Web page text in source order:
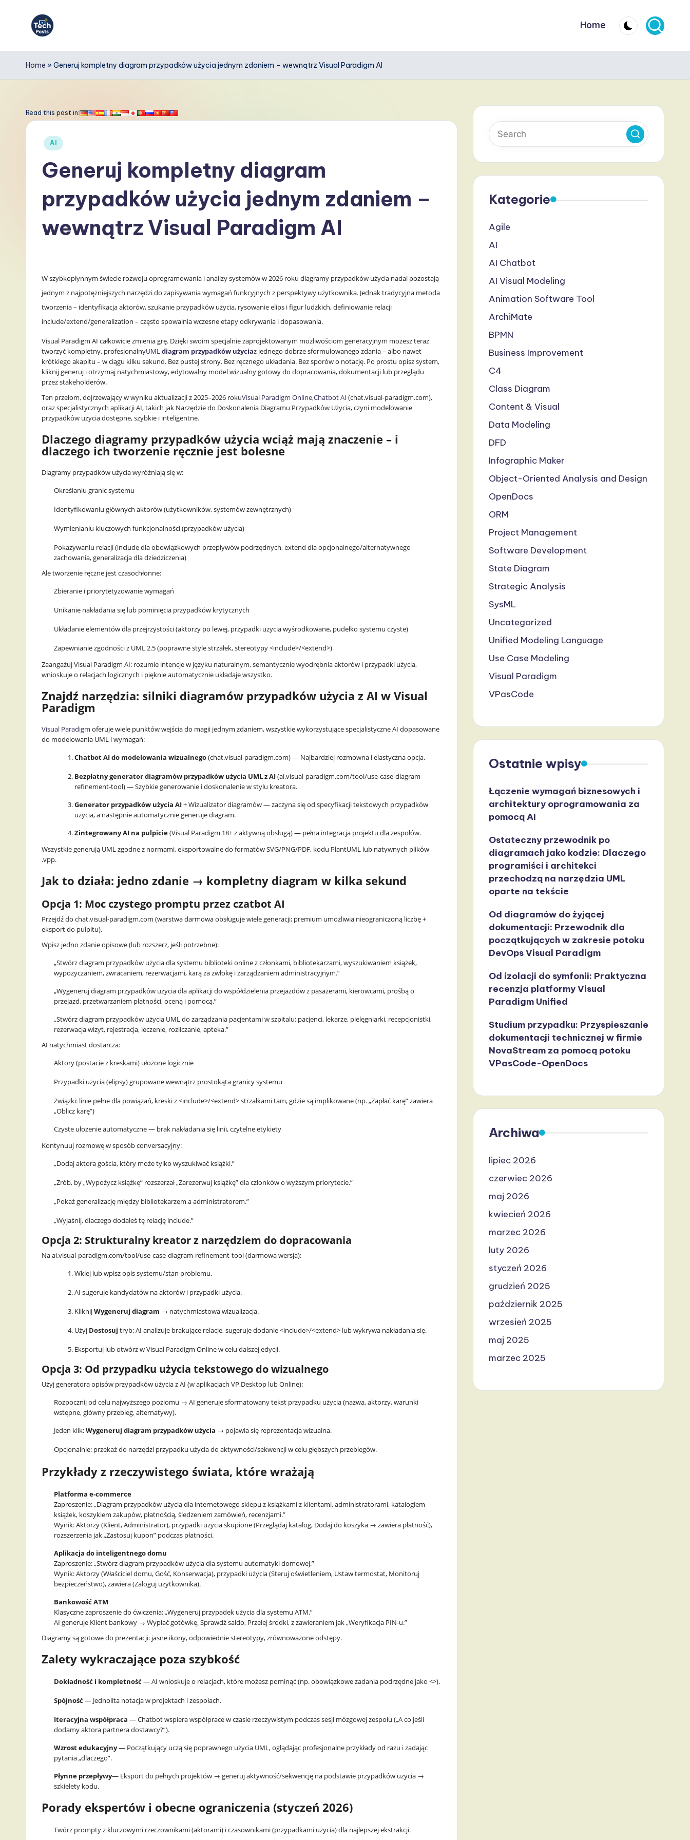
T
e
h
A
a
Home
Home » Generuj kompletny diagram przypadków użycia jednym zdaniem – wewnątrz Visual Paradigm AI
Read this post in:
Posted
AI
Generuj kompletny diagram
przypadków użycia jednym zdaniem –
wewnątrz Visual Paradigm AI
W szybkopłynnym świecie rozwoju oprogramowania i analizy systemów w 2026 roku diagramy przypadków użycia nadal pozostają
jednym z najpotężniejszych narzędzi do zapisywania wymagań funkcyjnych z perspektywy użytkownika. Jednak tradycyjna metoda
tworzenia – identyfikacja aktorów, szukanie przypadków użycia, rysowanie elips i figur ludzkich, definiowanie relacji
include/extend/generalization – często spowalnia wczesne etapy odkrywania i dopasowania.
Visual Paradigm AI całkowicie zmienia grę. Dzięki swoim specjalnie zaprojektowanym możliwościom generacyjnym możesz teraz
tworzyć kompletny, profesjonalnyUMLdiagram przypadków użyciaz jednego dobrze sformułowanego zdania – albo nawet
krótkiego akapitu – w ciągu kilku sekund. Bez pustej strony. Bez ręcznego układania. Bez sporów o notację. Po prostu opisz system,
kliknij generuj i otrzymaj natychmiastowy, edytowalny model wizualny gotowy do dopracowania, dokumentacji lub przeglądu
przez stakeholderów.
Ten przełom, dojrzewający w wyniku aktualizacji z 2025–2026 rokuVisual Paradigm Online,Chatbot AI (chat.visual-paradigm.com),
oraz specjalistycznych aplikacji AI, takich jak Narzędzie do Doskonalenia Diagramu Przypadków Użycia, czyni modelowanie
przypadków użycia dostępne, szybkie i inteligentne.
Dlaczego diagramy przypadków użycia wciąż mają znaczenie – i
dlaczego ich tworzenie ręcznie jest bolesne
Diagramy przypadków użycia wyróżniają się w:
Określaniu granic systemu
Identyfikowaniu głównych aktorów (użytkowników, systemów zewnętrznych)
Wymienianiu kluczowych funkcjonalności (przypadków użycia)
Pokazywaniu relacji (include dla obowiązkowych przepływów podrzędnych, extend dla opcjonalnego/alternatywnego
zachowania, generalizacja dla dziedziczenia)
Ale tworzenie ręczne jest czasochłonne:
Zbieranie i priorytetyzowanie wymagań
Unikanie nakładania się lub pominięcia przypadków krytycznych
Układanie elementów dla przejrzystości (aktorzy po lewej, przypadki użycia wyśrodkowane, pudełko systemu czyste)
Zapewnianie zgodności z UML 2.5 (poprawne style strzałek, stereotypy <include>/<extend>)
Zaangażuj Visual Paradigm AI: rozumie intencje w języku naturalnym, semantycznie wyodrębnia aktorów i przypadki użycia,
wnioskuje o relacjach logicznych i pięknie automatycznie układaje wszystko.
Znajdź narzędzia: silniki diagramów przypadków użycia z AI w Visual
Paradigm
Visual Paradigm oferuje wiele punktów wejścia do magii jednym zdaniem, wszystkie wykorzystujące specjalistyczne AI dopasowane
do modelowania UML i wymagań:
Chatbot AI do modelowania wizualnego(chat.visual-paradigm.com) — Najbardziej rozmowna i elastyczna opcja.
Bezpłatny generator diagramów przypadków użycia UML z AI(ai.visual-paradigm.com/tool/use-case-diagram-
refinement-tool) — Szybkie generowanie i doskonalenie w stylu kreatora.
Generator przypadków użycia AI+ Wizualizator diagramów — zaczyna się od specyfikacji tekstowych przypadków
użycia, a następnie automatycznie generuje diagram.
Zintegrowany AI na pulpicie(Visual Paradigm 18+ z aktywną obsługą) — pełna integracja projektu dla zespołów.
Wszystkie generują UML zgodne z normami, eksportowalne do formatów SVG/PNG/PDF, kodu PlantUML lub natywnych plików
.vpp.
Jak to działa: jedno zdanie → kompletny diagram w kilka sekund
Opcja 1: Moc czystego promptu przez czatbot AI
Przejdź do chat.visual-paradigm.com (warstwa darmowa obsługuje wiele generacji; premium umożliwia nieograniczoną liczbę +
eksport do pulpitu).
Wpisz jedno zdanie opisowe (lub rozszerz, jeśli potrzebne):
„Stwórz diagram przypadków użycia dla systemu biblioteki online z członkami, bibliotekarzami, wyszukiwaniem książek,
wypożyczaniem, zwracaniem, rezerwacjami, karą za zwłokę i zarządzaniem administracyjnym.”
„Wygeneruj diagram przypadków użycia dla aplikacji do współdzielenia przejazdów z pasażerami, kierowcami, prośbą o
przejazd, przetwarzaniem płatności, oceną i pomocą.”
„Stwórz diagram przypadków użycia UML do zarządzania pacjentami w szpitalu: pacjenci, lekarze, pielęgniarki, recepcjonistki,
rezerwacja wizyt, rejestracja, leczenie, rozliczanie, apteka.”
AI natychmiast dostarcza:
Aktory (postacie z kreskami) ułożone logicznie
Przypadki użycia (elipsy) grupowane wewnątrz prostokąta granicy systemu
Związki: linie pełne dla powiązań, kreski z <include>/<extend> strzałkami tam, gdzie są implikowane (np. „Zapłać karę” zawiera
„Oblicz karę”)
Czyste ułożenie automatyczne — brak nakładania się linii, czytelne etykiety
Kontynuuj rozmowę w sposób conversacyjny:
„Dodaj aktora gościa, który może tylko wyszukiwać książki.”
„Zrób, by „Wypożycz książkę” rozszerzał „Zarezerwuj książkę” dla członków o wyższym priorytecie.”
„Pokaż generalizację między bibliotekarzem a administratorem.”
„Wyjaśnij, dlaczego dodałeś tę relację include.”
Opcja 2: Strukturalny kreator z narzędziem do dopracowania
Na ai.visual-paradigm.com/tool/use-case-diagram-refinement-tool (darmowa wersja):
Wklej lub wpisz opis systemu/stan problemu.
AI sugeruje kandydatów na aktorów i przypadki użycia.
KliknijWygeneruj diagram → natychmiastowa wizualizacja.
Użyj Dostosuj tryb: AI analizuje brakujące relacje, sugeruje dodanie <include>/<extend> lub wykrywa nakładania się.
Eksportuj lub otwórz w Visual Paradigm Online w celu dalszej edycji.
Opcja 3: Od przypadku użycia tekstowego do wizualnego
Użyj generatora opisów przypadków użycia z AI (w aplikacjach VP Desktop lub Online):
Rozpocznij od celu najwyższego poziomu → AI generuje sformatowany tekst przypadku użycia (nazwa, aktorzy, warunki
wstępne, główny przebieg, alternatywy).
Jeden klik:Wygeneruj diagram przypadków użycia → pojawia się reprezentacja wizualna.
Opcjonalnie: przekaż do narzędzi przypadku użycia do aktywności/sekwencji w celu głębszych przebiegów.
Przykłady z rzeczywistego świata, które wrażają
Platforma e-commerce
Zaproszenie: „Diagram przypadków użycia dla internetowego sklepu z książkami z klientami, administratorami, katalogiem
książek, koszykiem zakupów, płatnością, śledzeniem zamówień, recenzjami.”
Wynik: Aktorzy (Klient, Administrator), przypadki użycia skupione (Przeglądaj katalog, Dodaj do koszyka → zawiera płatność),
rozszerzenia jak „Zastosuj kupon” podczas płatności.
Aplikacja do inteligentnego domu
Zaproszenie: „Stwórz diagram przypadków użycia dla systemu automatyki domowej.”
Wynik: Aktorzy (Właściciel domu, Gość, Konserwacja), przypadki użycia (Steruj oświetleniem, Ustaw termostat, Monitoruj
bezpieczeństwo), zawiera (Zaloguj użytkownika).
Bankowość ATM
Klasyczne zaproszenie do ćwiczenia: „Wygeneruj przypadek użycia dla systemu ATM.”
AI generuje Klient bankowy → Wypłać gotówkę, Sprawdź saldo, Przelej środki, z zawieraniem jak „Weryfikacja PIN-u.”
Diagramy są gotowe do prezentacji: jasne ikony, odpowiednie stereotypy, zrównoważone odstępy.
Zalety wykraczające poza szybkość
Dokładność i kompletność— AI wnioskuje o relacjach, które możesz pominąć (np. obowiązkowe zadania podrzędne jako <>).
Spójność— Jednolita notacja w projektach i zespołach.
Iteracyjna współpraca — Chatbot wspiera współprace w czasie rzeczywistym podczas sesji mózgowej zespołu („A co jeśli
dodamy aktora partnera dostawcy?”).
Wzrost edukacyjny— Początkujący uczą się poprawnego użycia UML, oglądając profesjonalne przykłady od razu i zadając
pytania „dlaczego”.
Płynne przepływy— Eksport do pełnych projektów → generuj aktywność/sekwencję na podstawie przypadków użycia →
szkielety kodu.
Porady ekspertów i obecne ograniczenia (styczeń 2026)
Twórz prompty z kluczowymi rzeczownikami (aktorami) i czasownikami (przypadkami użycia) dla najlepszej ekstrakcji.
Kategorie
Agile
AI
AI Chatbot
AI Visual Modeling
Animation Software Tool
ArchiMate
BPMN
Business Improvement
C4
Class Diagram
Content & Visual
Data Modeling
DFD
Infographic Maker
Object-Oriented Analysis and Design
OpenDocs
ORM
Project Management
Software Development
State Diagram
Strategic Analysis
SysML
Uncategorized
Unified Modeling Language
Use Case Modeling
Visual Paradigm
VPasCode
Ostatnie wpisy
Łączenie wymagań biznesowych i
architektury oprogramowania za
pomocą AI
Ostateczny przewodnik po
diagramach jako kodzie: Dlaczego
programiści i architekci
przechodzą na narzędzia UML
oparte na tekście
Od diagramów do żyjącej
dokumentacji: Przewodnik dla
początkujących w zakresie potoku
DevOps Visual Paradigm
Od izolacji do symfonii: Praktyczna
recenzja platformy Visual
Paradigm Unified
Studium przypadku: Przyspieszanie
dokumentacji technicznej w firmie
NovaStream za pomocą potoku
VPasCode-OpenDocs
Archiwa
lipiec 2026
czerwiec 2026
maj 2026
kwiecień 2026
marzec 2026
luty 2026
styczeń 2026
grudzień 2025
październik 2025
wrzesień 2025
maj 2025
marzec 2025